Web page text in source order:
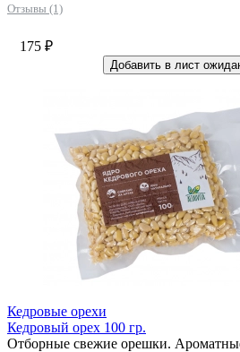
Отзывы (1)
175 ₽
Добавить в лист
Кедровые орехи
Кедровый орех 100 гр.
Отборные свежие орешки.